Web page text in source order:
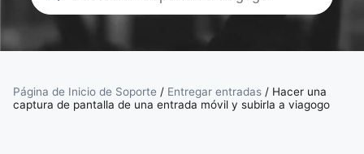
Teatro |
viagogo, el
sitio de
Página de Inicio de Soporte / Entregar entradas / Hacer una
captura de pantalla de una entrada móvil y subirla a viagogo